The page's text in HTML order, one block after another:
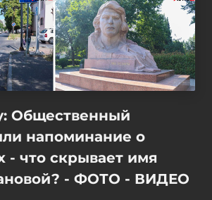
Общественный
напоминание о
- что скрывает имя
- ФОТО - ВИДЕО